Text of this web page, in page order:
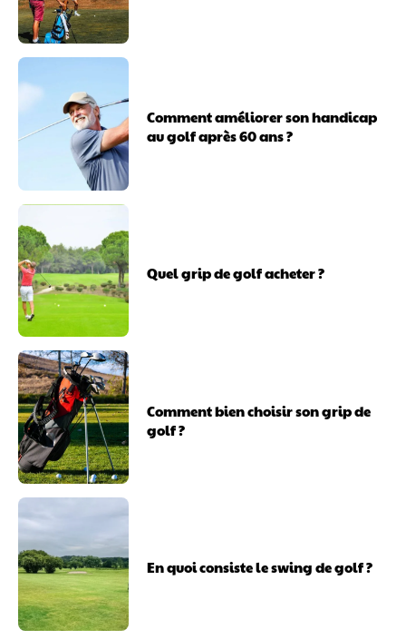
Comment améliorer son handicap
au golf après 60 ans ?
Quel grip de golf acheter ?
Comment bien choisir son grip de
golf ?
En quoi consiste le swing de golf ?